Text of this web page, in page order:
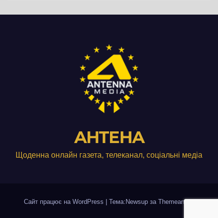
АНТЕНА
Щоденна онлайн газета, телеканал, соціальні медіа
Сайт працює на WordPress | Тема:Newsup за Themeansar.